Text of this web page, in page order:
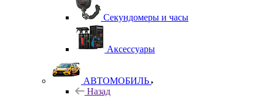
Секундомеры и часы
Аксессуары
АВТОМОБИЛЬ
Назад